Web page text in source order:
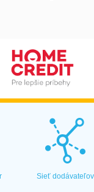
Sieť dodávateľov